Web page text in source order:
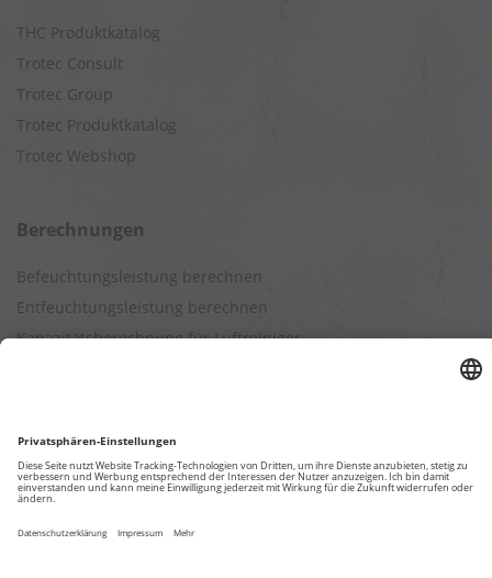
THC Produktkatalog
Trotec Consult
Trotec Group
Trotec Produktkatalog
Trotec Webshop
Berechnungen
Befeuchtungsleistung berechnen
Entfeuchtungsleistung berechnen
Kapazitätsberechnung für Luftreiniger